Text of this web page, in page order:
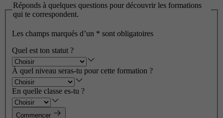
Réponds à quelques questions pour découvrir les formations
qui te correspondent.
Les champs marqués d’un * sont obligatoires
Quel est ton statut ?
À quel niveau seras-tu pour cette formation ?
En quelle classe es-tu ?
Commencer